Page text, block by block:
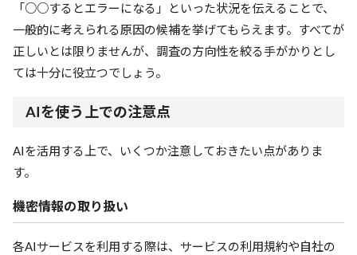
「○○するとエラーになる」といった状況を伝えることで、
一般的に考えられる原因の候補を挙げてもらえます。すべてが
正しいとは限りませんが、調査の方向性を絞る手がかりとし
ては十分に役立つでしょう。
AIを使う上での注意点
AIを活用する上で、いくつか注意しておきたい点がありま
す。
機密情報の取り扱い
各AIサービスを利用する際は、サービスの利用規約や自社の